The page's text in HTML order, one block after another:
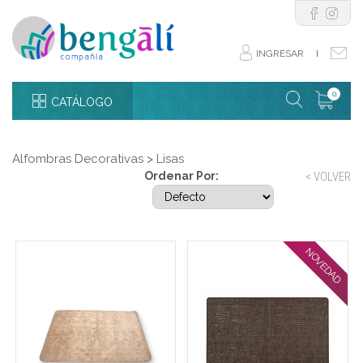
INGRESAR I
CATÁLOGO
0
Alfombras Decorativas > Lisas
< VOLVER
Ordenar Por:
Alfombra pelo corto con
NOVEDAD
Alfombra 90 x 150 cm